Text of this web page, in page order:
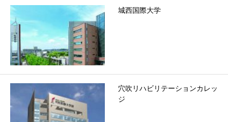
城西国際大学
穴吹リハビリテーションカレッ
ジ